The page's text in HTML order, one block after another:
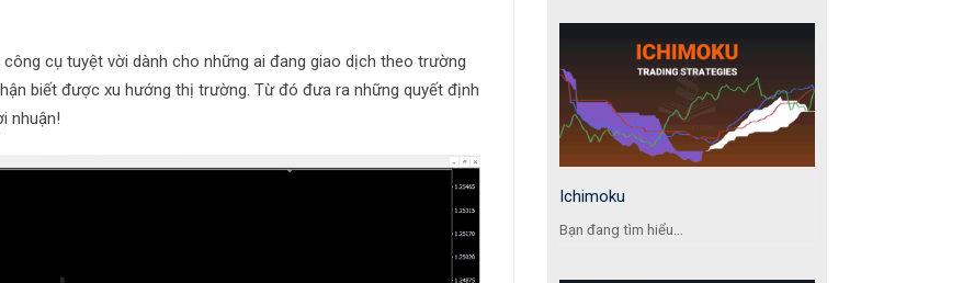
cụ tuyệt vời dành cho những ai đang giao dịch theo trường
biết được xu hướng thị trường. Từ đó đưa ra những quyết định
nhuận!
Ichimoku
Bạn đang tìm hiểu...